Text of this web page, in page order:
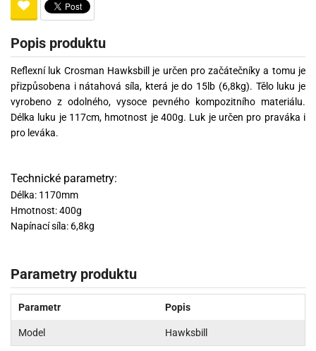
Popis produktu
Reflexní luk Crosman Hawksbill je určen pro začátečníky a tomu je
přizpůsobena i nátahová síla, která je do 15lb (6,8kg). Tělo luku je
vyrobeno z odolného, vysoce pevného kompozitního materiálu.
Délka luku je 117cm, hmotnost je 400g. Luk je určen pro praváka i
pro leváka.
Technické parametry:
Délka: 1170mm
Hmotnost: 400g
Napínací síla: 6,8kg
Parametry produktu
Parametr Popis
Model Hawksbill